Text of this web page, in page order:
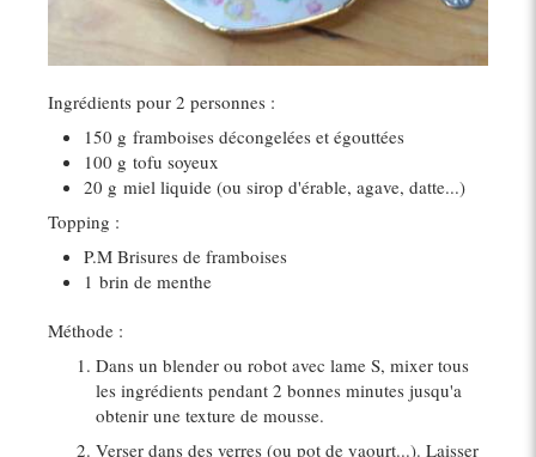
Ingrédients pour 2 personnes :
150 g framboises décongelées et égouttées
100 g tofu soyeux
20 g miel liquide (ou sirop d'érable, agave, datte...)
Topping :
P.M Brisures de framboises
1 brin de menthe
Méthode :
Dans un blender ou robot avec lame S, mixer tous
les ingrédients pendant 2 bonnes minutes jusqu'a
obtenir une texture de mousse.
Verser dans des verres (ou pot de yaourt...). Laisser